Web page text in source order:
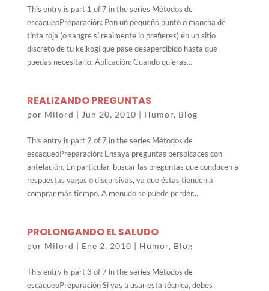
This entry is part 1 of 7 in the series Métodos de
escaqueoPreparación: Pon un pequeño punto o mancha de
tinta roja (o sangre si realmente lo prefieres) en un sitio
discreto de tu keikogi que pase desapercibido hasta que
puedas necesitarlo. Aplicación: Cuando quieras...
REALIZANDO PREGUNTAS
por Milord | Jun 20, 2010 | Humor, Blog
This entry is part 2 of 7 in the series Métodos de
escaqueoPreparación: Ensaya preguntas perspicaces con
antelación. En particular, buscar las preguntas que conducen a
respuestas vagas o discursivas, ya que éstas tienden a
comprar más tiempo. A menudo se puede perder...
PROLONGANDO EL SALUDO
por Milord | Ene 2, 2010 | Humor, Blog
This entry is part 3 of 7 in the series Métodos de
escaqueoPreparación Si vas a usar esta técnica, debes